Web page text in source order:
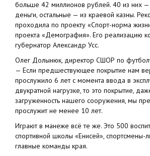
больше 42 миллионов рублей. 40 из них
деньги, остальные — из краевой казны.
проходила по проекту «Спорт-норма
проекта «Демография». Его реализацию
губернатор Александр Усс.
Олег Долынюк, директор СШОР по
— Если предшествующее покрытие нам
прослужило 6 лет с момента ввода в
двукратной нагрузке, то это покрытие,
загруженность нашего сооружения, мы
прослужит не менее 10 лет.
Играют в манеже всё те же. Это 500
спортивной школы «Енисей», спортсмены-
главные команды края.